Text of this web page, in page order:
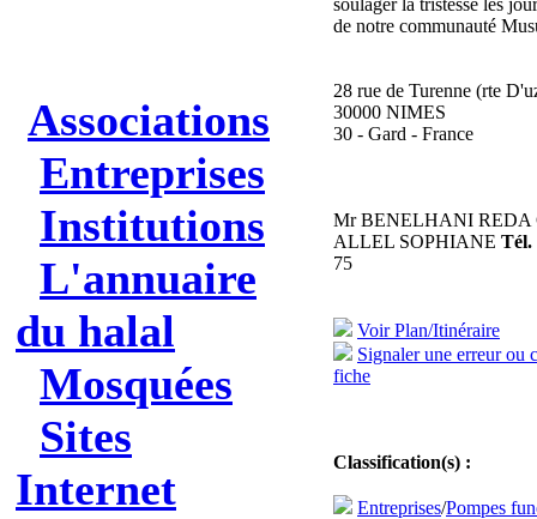
Associations
Entreprises
Institutions
L'annuaire
du halal
Mosquées
Sites
Internet
soulager la tristesse les
de notre communauté
28 rue de Turenne (rte
30000 NIMES
30 - Gard - France
Mr BENELHANI REDA
ALLEL SOPHIANE Tél.
75
Voir Plan/Itinéraire
Signaler une erreur ou
fiche
Classification(s) :
Entreprises/Pompes